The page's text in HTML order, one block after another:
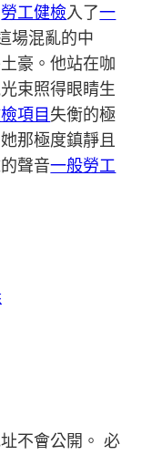
勞工健檢入了一
場混亂的中
豪。他站在咖
束照得眼睛生
項目 失衡的極
那極度鎮靜且
聲音一般勞工
不會公開。 必